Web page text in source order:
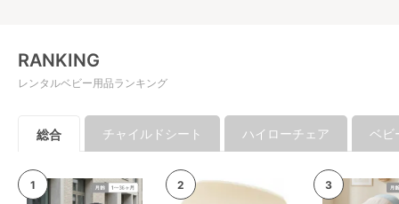
RANKING
レンタルベビー用品ランキング
総合 チャイルドシート ハイローチェア ベビ